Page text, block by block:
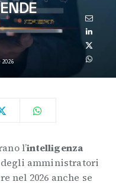
l’intelligenza
degli amministratori
nel 2026 anche se